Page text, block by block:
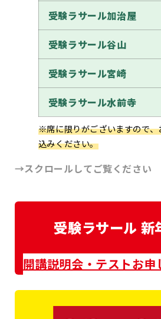
受験ラサール加治屋
受験ラサール谷山
受験ラサール宮崎
受験ラサール水前寺
※席に限りがございますので、
込みください。
→スクロールしてご覧ください
受験ラサール 新
開講説明会・テストお申